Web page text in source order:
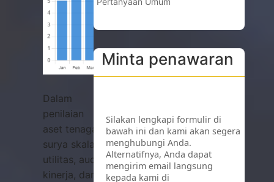
Dalam
penilaian
aset tenaga
surya skala
utilitas, audit
kinerja, dan
Minta penawaran